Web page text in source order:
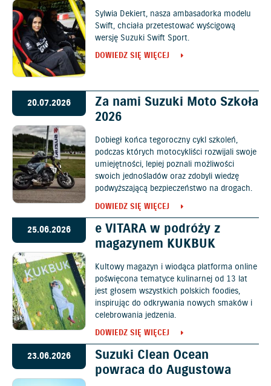
Sylwia Dekiert, nasza ambasadorka modelu
Swift, chciała przetestować wyścigową
wersję Suzuki Swift Sport.
DOWIEDZ SIĘ WIĘCEJ
20.07.2026
Za nami Suzuki Moto Szkoła
2026
Dobiegł końca tegoroczny cykl szkoleń,
podczas których motocykliści rozwijali swoje
umiejętności, lepiej poznali możliwości
swoich jednośladów oraz zdobyli wiedzę
podwyższającą bezpieczeństwo na drogach.
DOWIEDZ SIĘ WIĘCEJ
25.06.2026
e VITARA w podróży z
magazynem KUKBUK
Kultowy magazyn i wiodąca platforma online
poświęcona tematyce kulinarnej od 13 lat
jest głosem wszystkich polskich foodies,
inspirując do odkrywania nowych smaków i
celebrowania jedzenia.
DOWIEDZ SIĘ WIĘCEJ
23.06.2026
Suzuki Clean Ocean
powraca do Augustowa